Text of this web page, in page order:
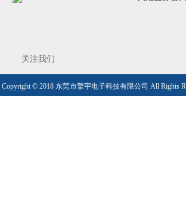
关注我们
Copyright © 2018 东莞市擎宇电子科技有限公司 All Rights